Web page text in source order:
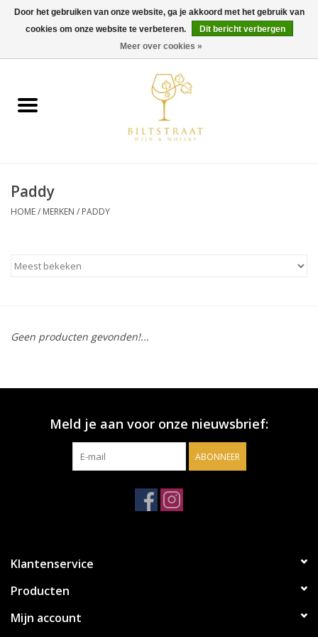
0 Artikelen - €0,00
Wijn
Gin & Tonic
Gedestilleerd
Accessoires
Relatiegeschenken
Paddy
HOME/ MERKEN / PADDY
Geen producten gevonden!...
Meld je aan voor onze nieuwsbrief:
ABONNEER
Klantenservice
Producten
Mijn account
Door het gebruiken van onze website, ga je akkoord met het gebruik van
cookies om onze website te verbeteren.
Dit bericht verbergen
Meer over cookies »